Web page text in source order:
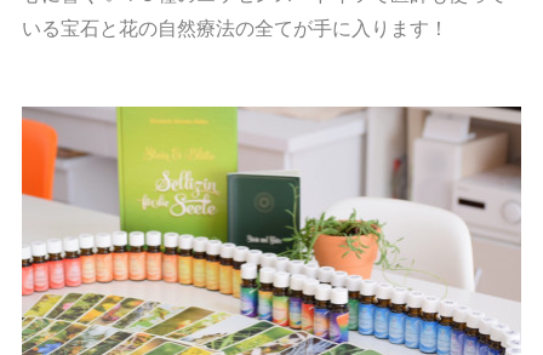
いる宝石と花の自然療法の全てが手に入ります！